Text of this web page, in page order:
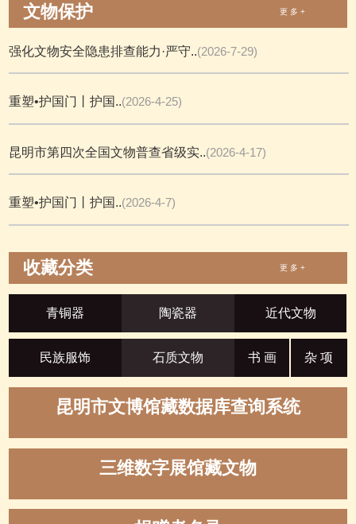
文物保护 更 多 +
强化文物安全隐患排查能力·严守..(2026-7-29)
重塑•护国门丨护国..(2026-4-25)
昆明市第四次全国文物普查省级实..(2026-4-17)
重塑•护国门丨护国..(2026-4-7)
收藏分类 更 多 +
青铜器 陶瓷器 近代文物
民族服饰 石质文物 书 画 杂 项
昆明市文博馆藏数据库查询系统
三维数字展馆藏文物